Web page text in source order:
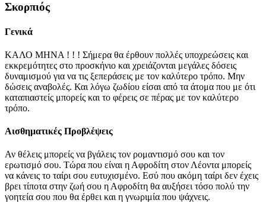
Σκορπιός
Γενικά
ΚΑΛΟ ΜΗΝΑ ! ! ! Σήμερα θα έρθουν πολλές υποχρεώσεις και
εκκρεμότητες στο προσκήνιο και χρειάζονται μεγάλες δόσεις
δυναμισμού για να τις ξεπεράσεις με τον καλύτερο τρόπο. Μην
δώσεις αναβολές. Και λόγω ζωδίου είσαι από τα άτομα που με ότι
καταπιαστείς μπορείς και το φέρεις σε πέρας με τον καλύτερο
τρόπο.
Αισθηματικές Προβλέψεις
Αν θέλεις μπορείς να βγάλεις τον ρομαντισμό σου και τον
ερωτισμό σου. Τώρα που είναι η Αφροδίτη στον Λέοντα μπορείς
να κάνεις το ταίρι σου ευτυχισμένο. Εσύ που ακόμη ταίρι δεν έχεις
βρει τίποτα στην ζωή σου η Αφροδίτη θα αυξήσει τόσο πολύ την
γοητεία σου που θα έρθει και η γνωριμία που ψάχνεις.